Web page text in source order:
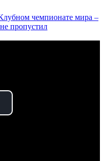
чемпионате мира –
пропустил